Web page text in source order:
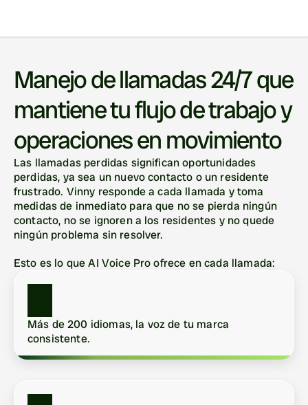
Manejo de llamadas 24/7 que
mantiene tu flujo de trabajo y
operaciones en movimiento
Las llamadas perdidas significan oportunidades
perdidas, ya sea un nuevo contacto o un residente
frustrado. Vinny responde a cada llamada y toma
medidas de inmediato para que no se pierda ningún
contacto, no se ignoren a los residentes y no quede
ningún problema sin resolver.
Esto es lo que AI Voice Pro ofrece en cada llamada:
Más de 200 idiomas, la voz de tu marca
consistente.